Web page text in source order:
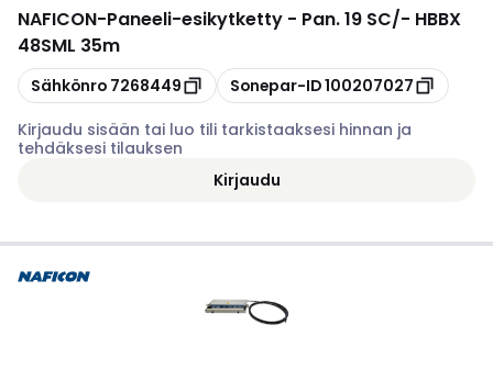
NAFICON-Paneeli-esikytketty - Pan. 19 SC/- HBBX
48SML 35m
Kopioi
Sähkönro 7268449 Kopioi
Sonepar-ID100207027
Kirjaudu sisään tai luo tili tarkistaaksesi hinnan ja
tehdäksesi tilauksen
Kirjaudu